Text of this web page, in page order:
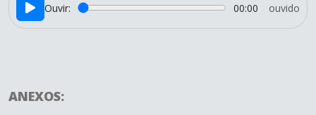
Ouvir: 00:00 ouvido
ANEXOS: